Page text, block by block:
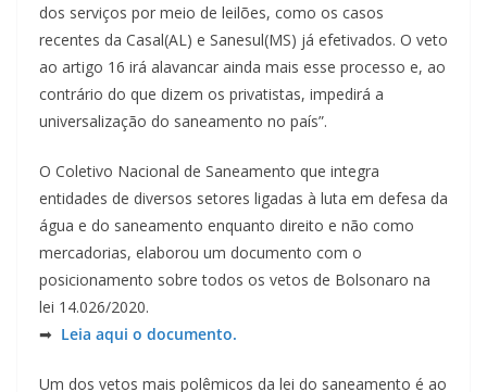
dos serviços por meio de leilões, como os casos
recentes da Casal(AL) e Sanesul(MS) já efetivados. O veto
ao artigo 16 irá alavancar ainda mais esse processo e, ao
contrário do que dizem os privatistas, impedirá a
universalização do saneamento no país”.
O Coletivo Nacional de Saneamento que integra
entidades de diversos setores ligadas à luta em defesa da
água e do saneamento enquanto direito e não como
mercadorias, elaborou um documento com o
posicionamento sobre todos os vetos de Bolsonaro na
lei 14.026/2020.
➡ Leia aqui o documento.
Um dos vetos mais polêmicos da lei do saneamento é ao